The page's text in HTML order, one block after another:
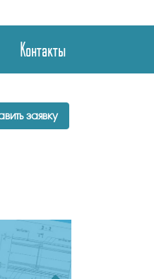
Контакты
заявку